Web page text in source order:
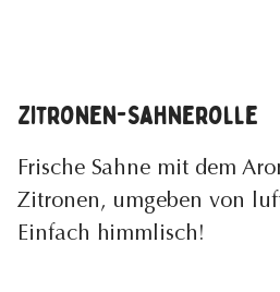
Zitronen-Sahnerolle
Frische Sahne mit dem
Zitronen, umgeben von
Einfach himmlisch!